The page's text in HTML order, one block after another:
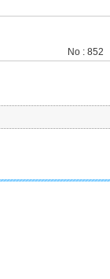
No : 852